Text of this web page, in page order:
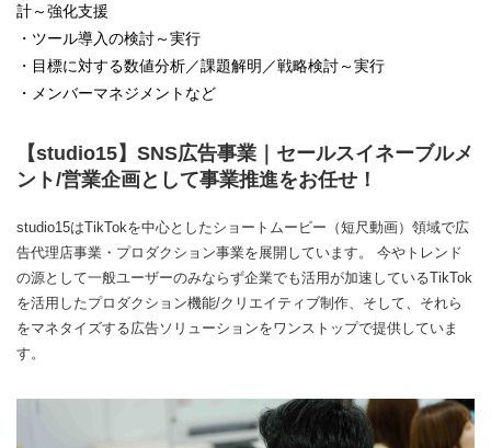
計～強化支援
・ツール導入の検討～実行
・目標に対する数値分析／課題解明／戦略検討～実行
・メンバーマネジメントなど
【studio15】SNS広告事業｜セールスイネーブルメ
ント/営業企画として事業推進をお任せ！
studio15はTikTokを中心としたショートムービー（短尺動画）領域で広
告代理店事業・プロダクション事業を展開しています。 今やトレンド
の源として一般ユーザーのみならず企業でも活用が加速しているTikTok
を活用したプロダクション機能/クリエイティブ制作、そして、それら
をマネタイズする広告ソリューションをワンストップで提供していま
す。